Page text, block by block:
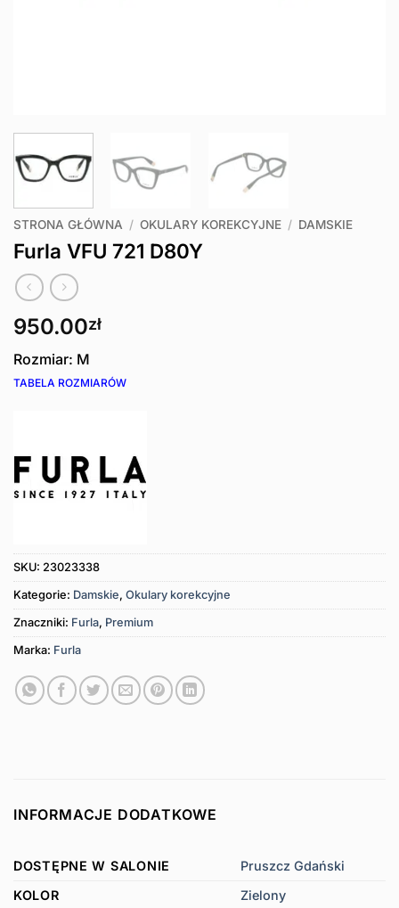
STRONA GŁÓWNA / OKULARY KOREKCYJNE / DAMSKIE
Furla VFU 721 D80Y
950.00zł
Rozmiar: M
TABELA ROZMIARÓW
SKU: 23023338
Kategorie: Damskie, Okulary korekcyjne
Znaczniki: Furla, Premium
Marka: Furla
INFORMACJE DODATKOWE
DOSTĘPNE W SALONIE
Pruszcz Gdański
KOLOR
Zielony